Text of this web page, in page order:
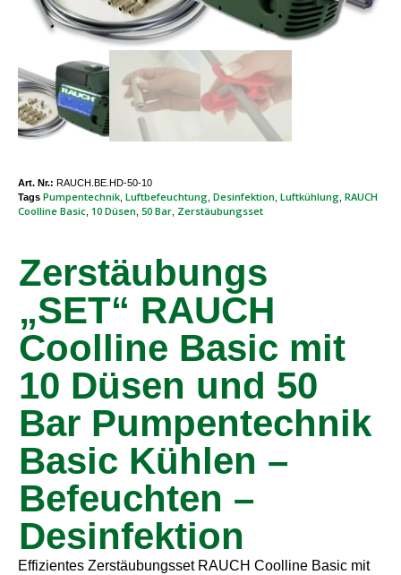
Art. Nr.: RAUCH.BE.HD-50-10
Tags Pumpentechnik Luftbefeuchtung Desinfektion Luftkühlung RAUCH
Coolline Basic 10 Düsen 50 Bar Zerstäubungsset
Zerstäubungs
„SET“ RAUCH
Coolline Basic mit
10 Düsen und 50
Bar Pumpentechnik
Basic Kühlen –
Befeuchten –
Desinfektion
Effizientes Zerstäubungsset RAUCH Coolline Basic mit